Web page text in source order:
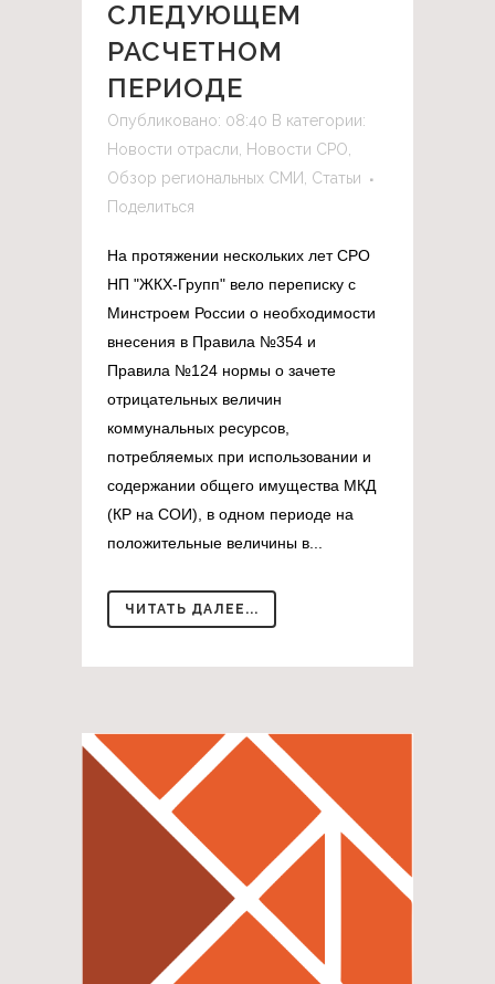
СЛЕДУЮЩЕМ
РАСЧЕТНОМ
ПЕРИОДЕ
Опубликовано: 08:40 В категории:
Новости отрасли, Новости СРО,
Обзор региональных СМИ, Статьи
Поделиться
На протяжении нескольких лет СРО
НП "ЖКХ-Групп" вело переписку с
Минстроем России о необходимости
внесения в Правила №354 и
Правила №124 нормы о зачете
отрицательных величин
коммунальных ресурсов,
потребляемых при использовании и
содержании общего имущества МКД
(КР на СОИ), в одном периоде на
положительные величины в...
ЧИТАТЬ ДАЛЕЕ...